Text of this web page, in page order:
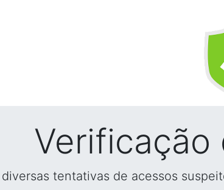
Verificação
tentativas de acessos